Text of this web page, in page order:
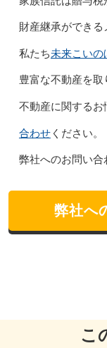
財産継承ができる
私たち未来こいの
豊富な不動産を取
不動産に関するお
合わせください。
弊社へのお問い合
弊社へ
こ